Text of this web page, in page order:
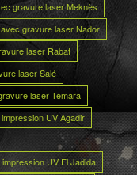
gravure laser Meknès
gravure laser Nador
laser Rabat
laser Salé
laser Témara
UV Agadir
UV El Jadida